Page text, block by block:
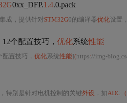
0xx_DFP.1.4.0.pack
成，提供针对STM32G0的编译器优化设置
12个配置技巧， 优化系统性能
配置技巧， 优化系统性能](https://img-
，特别是针对电机控制的关键外设 ，如ADC（